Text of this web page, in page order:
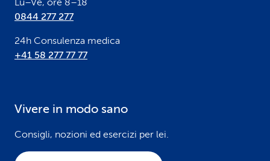
Lu–Ve, ore 8–18
0844 277 277
24h Consulenza medica
+41 58 277 77 77
Vivere in modo sano
Consigli, nozioni ed esercizi per lei.